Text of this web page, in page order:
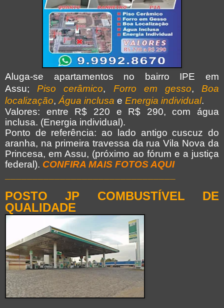
Aluga-se apartamentos no bairro IPE em
Assu;Piso cerâmico, Forro em gesso,Boa
localização, Água inclusa e Energia individual.
Valores: entre R$ 220 e R$ 290, com água
inclusa. (Energia individual).
Ponto de referência: ao lado antigo cuscuz do
aranha, na primeira travessa da rua Vila Nova da
Princesa, em Assu, (próximo ao fórum e a justiça
federal). CONFIRA MAIS FOTOS AQUI
POSTO JP COMBUSTÍVEL DE
QUALIDADE